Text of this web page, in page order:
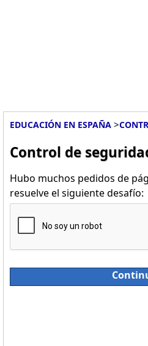
EDUCACIÓN EN ESPAÑA >
Control de
Hubo muchos pedidos de
resuelve el siguiente desafío: